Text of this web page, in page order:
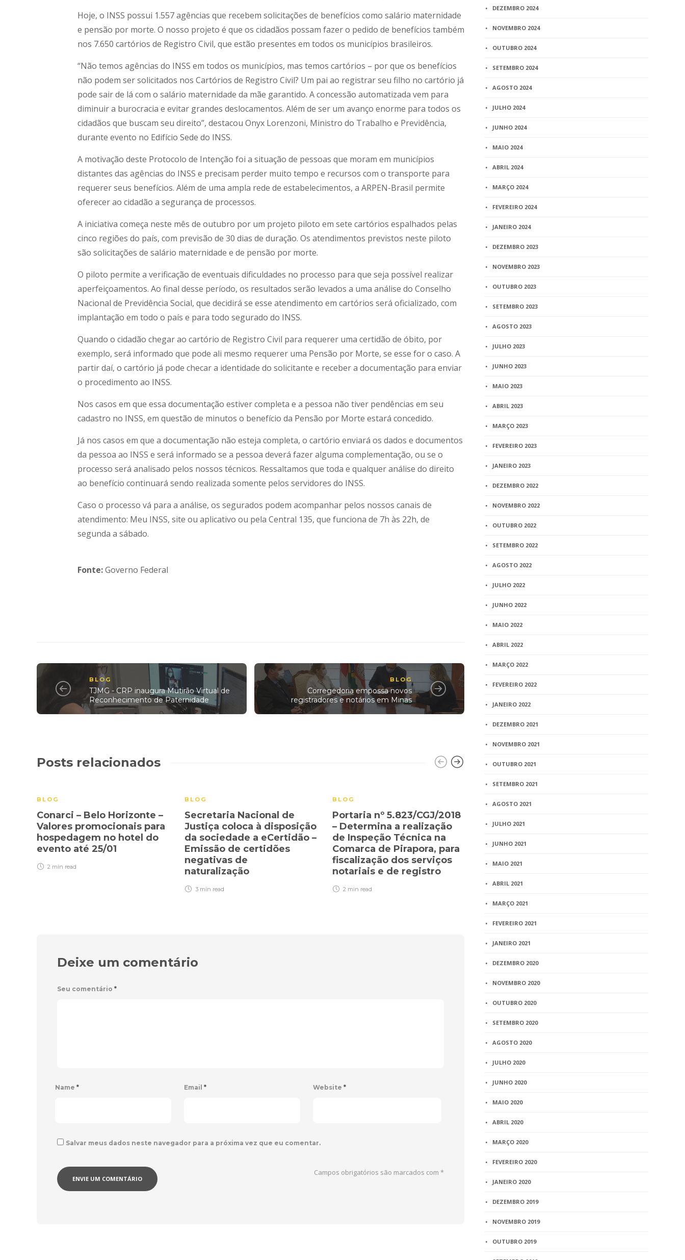
Hoje, o INSS possui 1.557 agências que recebem solicitações de benefícios como salário maternidade
e pensão por morte. O nosso projeto é que os cidadãos possam fazer o pedido de benefícios também
nos 7.650 cartórios de Registro Civil, que estão presentes em todos os municípios brasileiros.
“Não temos agências do INSS em todos os municípios, mas temos cartórios – por que os benefícios
não podem ser solicitados nos Cartórios de Registro Civil? Um pai ao registrar seu filho no cartório já
pode sair de lá com o salário maternidade da mãe garantido. A concessão automatizada vem para
diminuir a burocracia e evitar grandes deslocamentos. Além de ser um avanço enorme para todos os
cidadãos que buscam seu direito”, destacou Onyx Lorenzoni, Ministro do Trabalho e Previdência,
durante evento no Edifício Sede do INSS.
A motivação deste Protocolo de Intenção foi a situação de pessoas que moram em municípios
distantes das agências do INSS e precisam perder muito tempo e recursos com o transporte para
requerer seus benefícios. Além de uma ampla rede de estabelecimentos, a ARPEN-Brasil permite
oferecer ao cidadão a segurança de processos.
A iniciativa começa neste mês de outubro por um projeto piloto em sete cartórios espalhados pelas
cinco regiões do país, com previsão de 30 dias de duração. Os atendimentos previstos neste piloto
são solicitações de salário maternidade e de pensão por morte.
O piloto permite a verificação de eventuais dificuldades no processo para que seja possível realizar
aperfeiçoamentos. Ao final desse período, os resultados serão levados a uma análise do Conselho
Nacional de Previdência Social, que decidirá se esse atendimento em cartórios será oficializado, com
implantação em todo o país e para todo segurado do INSS.
Quando o cidadão chegar ao cartório de Registro Civil para requerer uma certidão de óbito, por
exemplo, será informado que pode ali mesmo requerer uma Pensão por Morte, se esse for o caso. A
partir daí, o cartório já pode checar a identidade do solicitante e receber a documentação para enviar
o procedimento ao INSS.
Nos casos em que essa documentação estiver completa e a pessoa não tiver pendências em seu
cadastro no INSS, em questão de minutos o benefício da Pensão por Morte estará concedido.
Já nos casos em que a documentação não esteja completa, o cartório enviará os dados e documentos
da pessoa ao INSS e será informado se a pessoa deverá fazer alguma complementação, ou se o
processo será analisado pelos nossos técnicos. Ressaltamos que toda e qualquer análise do direito
ao benefício continuará sendo realizada somente pelos servidores do INSS.
Caso o processo vá para a análise, os segurados podem acompanhar pelos nossos canais de
atendimento: Meu INSS, site ou aplicativo ou pela Central 135, que funciona de 7h às 22h, de
segunda a sábado.
Fonte:Governo Federal
BLOG
TJMG - CRP inaugura Mutirão Virtual de
Reconhecimento de Paternidade
BLOG
Corregedoria empossa novos
registradores e notários em Minas
Posts relacionados
BLOG
Conarci – Belo Horizonte –
Valores promocionais para
hospedagem no hotel do
evento até 25/01
2 min read
BLOG
Secretaria Nacional de
Justiça coloca à disposição
da sociedade a eCertidão –
Emissão de certidões
negativas de
naturalização
3 min read
BLOG
Portaria nº 5.823/CGJ/2018
– Determina a realização
de Inspeção Técnica na
Comarca de Pirapora, para
fiscalização dos serviços
notariais e de registro
2 min read
família durante os 18 anos
a pensão após o divórcio
2 minread
Deixe um comentário
Seu comentário *
Name * Email * Website *
Salvar meus dados neste navegador para a próxima vez que eu comentar.
Campos obrigatórios são marcados com*
DEZEMBRO 2024
NOVEMBRO 2024
OUTUBRO 2024
SETEMBRO 2024
AGOSTO 2024
JULHO 2024
JUNHO 2024
MAIO 2024
ABRIL 2024
MARÇO 2024
FEVEREIRO 2024
JANEIRO 2024
DEZEMBRO 2023
NOVEMBRO 2023
OUTUBRO 2023
SETEMBRO 2023
AGOSTO 2023
JULHO 2023
JUNHO 2023
MAIO 2023
ABRIL 2023
MARÇO 2023
FEVEREIRO 2023
JANEIRO 2023
DEZEMBRO 2022
NOVEMBRO 2022
OUTUBRO 2022
SETEMBRO 2022
AGOSTO 2022
JULHO 2022
JUNHO 2022
MAIO 2022
ABRIL 2022
MARÇO 2022
FEVEREIRO 2022
JANEIRO 2022
DEZEMBRO 2021
NOVEMBRO 2021
OUTUBRO 2021
SETEMBRO 2021
AGOSTO 2021
JULHO 2021
JUNHO 2021
MAIO 2021
ABRIL 2021
MARÇO 2021
FEVEREIRO 2021
JANEIRO 2021
DEZEMBRO 2020
NOVEMBRO 2020
OUTUBRO 2020
SETEMBRO 2020
AGOSTO 2020
JULHO 2020
JUNHO 2020
MAIO 2020
ABRIL 2020
MARÇO 2020
FEVEREIRO 2020
JANEIRO 2020
DEZEMBRO 2019
NOVEMBRO 2019
OUTUBRO 2019